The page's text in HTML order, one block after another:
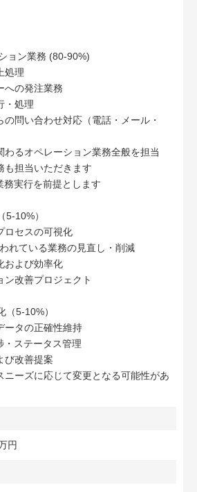
ョン業務 (80-90%)
処理
への発注業務
・処理
の問い合わせ対応（電話・メール・
るオペレーション業務全般を担当
担当いただきます
実行を前提とします
5-10%）
ロセスの可視化
れている業務の見直し・削減
および効率化
ン改善プロジェクト
5-10%）
ータの正確性維持
・ステータス管理
び改善提案
ーズに応じて変更となる可能性があ
円